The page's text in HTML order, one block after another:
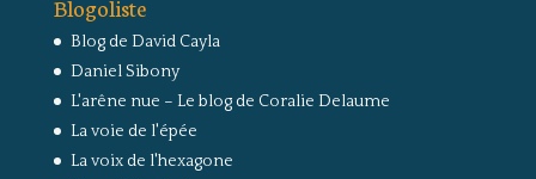
Blogoliste
Blog de David Cayla
Daniel Sibony
L'arêne nue – Le blog de Coralie Delaume
La voie de l'épée
La voix de l'hexagone